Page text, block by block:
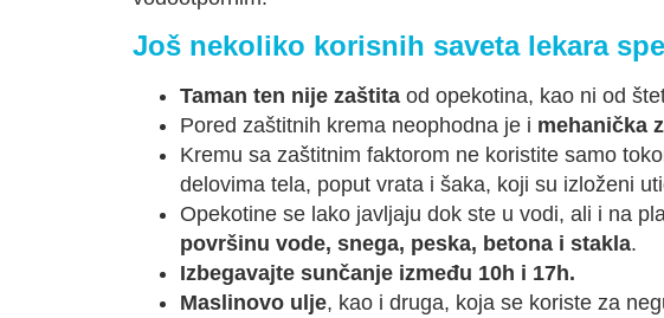
Još nekoliko korisnih saveta lekara
Taman ten nije zaštita od opekotina, kao ni od
Pored zaštitnih krema neophodna je i mehanička
Kremu sa zaštitnim faktorom ne koristite samo
delovima tela, poput vrata i šaka, koji su izloženi
Opekotine se lako javljaju dok ste u vodi, ali i na
površinu vode, snega, peska, betona i stakla.
Izbegavajte sunčanje između 10h i 17h.
Maslinovo ulje, kao i druga, koja se koriste za